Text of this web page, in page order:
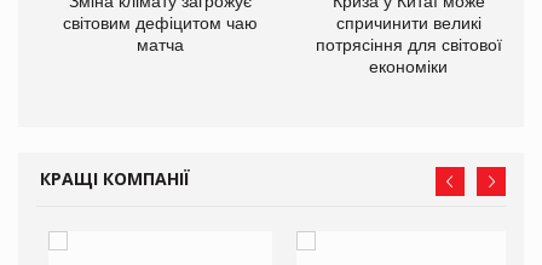
світовим дефіцитом чаю
матча
спричинити великі
потрясіння для світової
економіки
КРАЩІ КОМПАНІЇ